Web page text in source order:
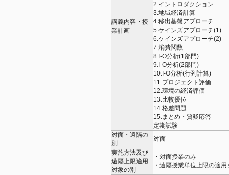
講義内容・授
業計画
2.イントロダクション
3.地域経済計算
4.移出基盤アプローチ
5.ケインズアプローチ(1)
6.ケインズアプローチ(2)
7.消費関数
8.I-O分析(1部門)
9.I-O分析(2部門)
10.I-O分析(行列計算)
11.プロジェクト評価
12.環境の経済評価
13.比較優位
14.格差問題
15.まとめ・質疑応答
定期試験
対面・遠隔の
別
対面
実施方法及び
遠隔上限適用
対象の別
・対面授業のみ
・遠隔授業単位上限の適